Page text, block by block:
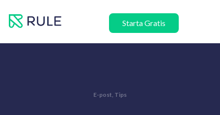
Starta Gratis
E-post, Tips